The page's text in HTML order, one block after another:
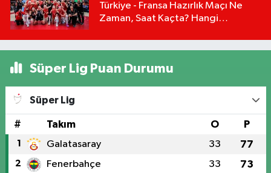
Türkiye - Fransa Hazırlık Maçı Ne
Zaman, Saat Kaçta? Hangi
Süper Lig Puan Durumu
Süper Lig
# Takım O P
1 Galatasaray 33 77
2 Fenerbahçe 33 73